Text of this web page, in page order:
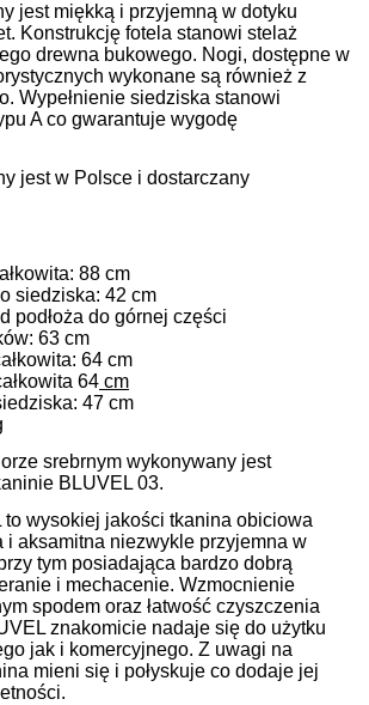
jest miękką i przyjemną w dotyku
Konstrukcję fotela stanowi stelaż
drewna bukowego. Nogi, dostępne w
wykonane są również z
Wypełnienie siedziska stanowi
A co gwarantuje wygodę
jest w Polsce i dostarczany
88 cm
siedziska: 42 cm
podłoża do górnej części
: 63 cm
64 cm
64 cm
47 cm
srebrnym wykonywany jest
BLUVEL 03.
wysokiej jakości tkanina obiciowa
i aksamitna niezwykle przyjemna w
tym posiadająca bardzo dobrą
i mechacenie. Wzmocnienie
spodem oraz łatwość czyszczenia
znakomicie nadaje się do użytku
jak i komercyjnego. Z uwagi na
mieni się i połyskuje co dodaje jej